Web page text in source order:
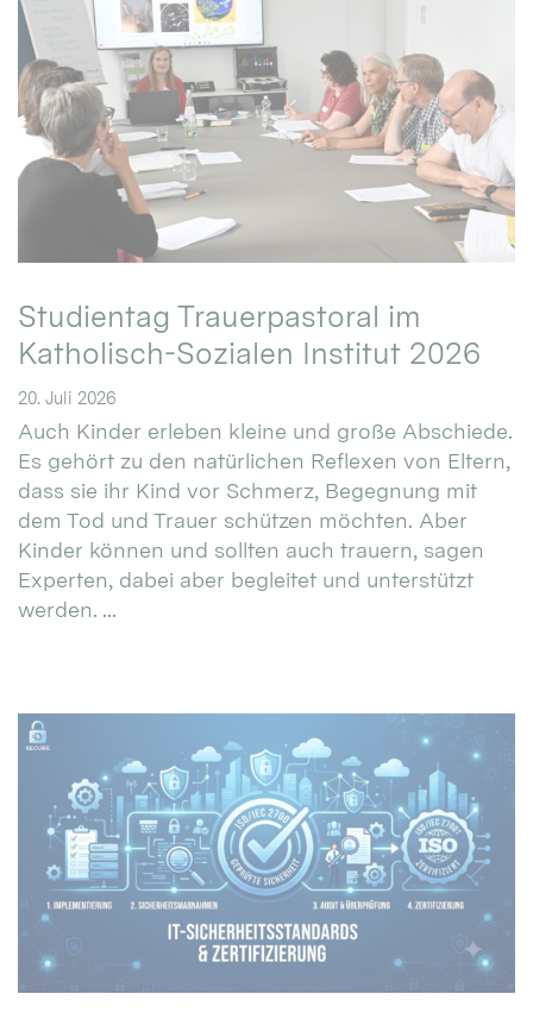
Studientag Trauerpastoral im
Katholisch-Sozialen Institut 2026
20. Juli 2026
Auch Kinder erleben kleine und große Abschiede.
Es gehört zu den natürlichen Reflexen von Eltern,
dass sie ihr Kind vor Schmerz, Begegnung mit
dem Tod und Trauer schützen möchten. Aber
Kinder können und sollten auch trauern, sagen
Experten, dabei aber begleitet und unterstützt
werden. ...